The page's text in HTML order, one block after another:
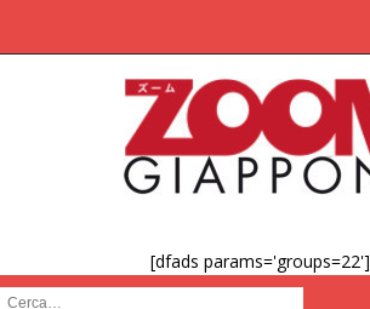
[dfads params='groups=22']
Cerca :